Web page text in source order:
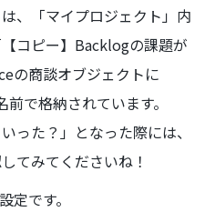
、「マイプロジェクト」内
コピー】Backlogの課題が
の商談オブジェクトに
で格納されています。
った？」となった際には、
てみてくださいね！
定です。